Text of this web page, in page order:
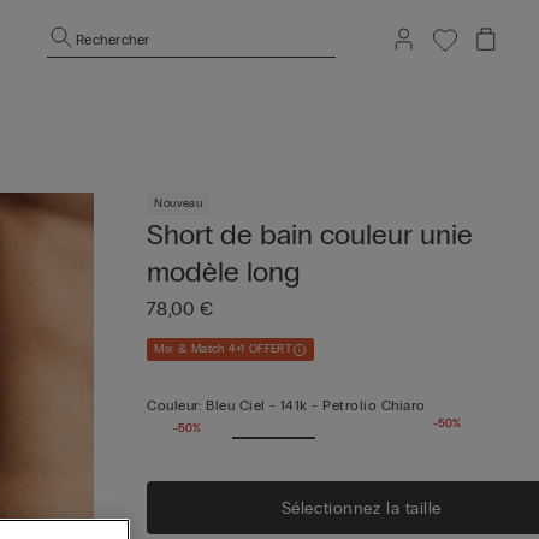
Rechercher
Nouveau
Short de bain couleur unie
modèle long
78,00 €
Mix & Match 4+1 OFFERT
Couleur: Bleu Ciel - 141k - Petrolio Chiaro
-50%
-50%
Sélectionnez la taille